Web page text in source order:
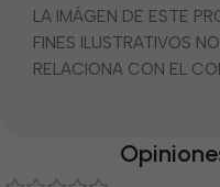
LA IMÁGEN DE ESTE
FINES ILUSTRATIVOS
RELACIONA CON EL